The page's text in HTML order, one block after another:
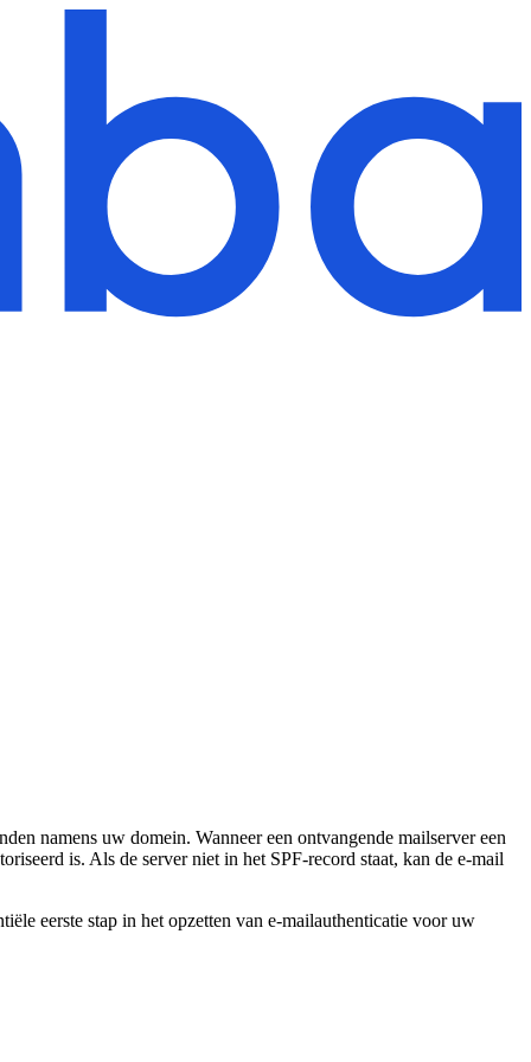
namens uw domein. Wanneer een ontvangende mailserver een
is. Als de server niet in het SPF-record staat, kan de e-mail
eerste stap in het opzetten van e-mailauthenticatie voor uw